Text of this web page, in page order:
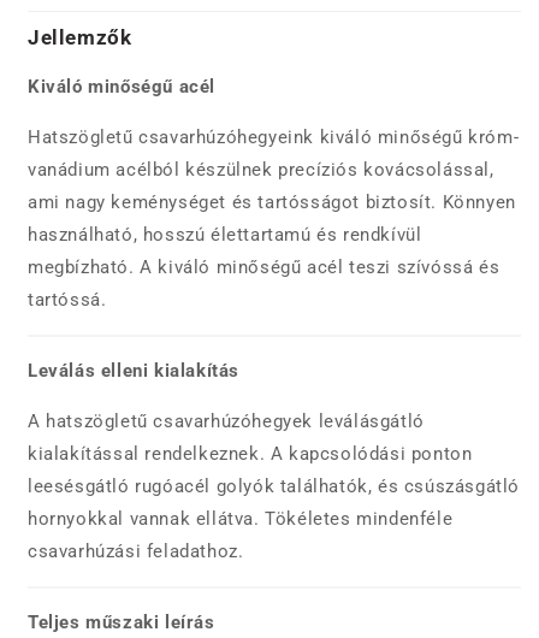
Jellemzők
Kiváló minőségű acél
Hatszögletű csavarhúzóhegyeink kiváló minőségű króm-
vanádium acélból készülnek precíziós kovácsolással,
ami nagy keménységet és tartósságot biztosít. Könnyen
használható, hosszú élettartamú és rendkívül
megbízható. A kiváló minőségű acél teszi szívóssá és
tartóssá.
Leválás elleni kialakítás
A hatszögletű csavarhúzóhegyek leválásgátló
kialakítással rendelkeznek. A kapcsolódási ponton
leesésgátló rugóacél golyók találhatók, és csúszásgátló
hornyokkal vannak ellátva. Tökéletes mindenféle
csavarhúzási feladathoz.
Teljes műszaki leírás